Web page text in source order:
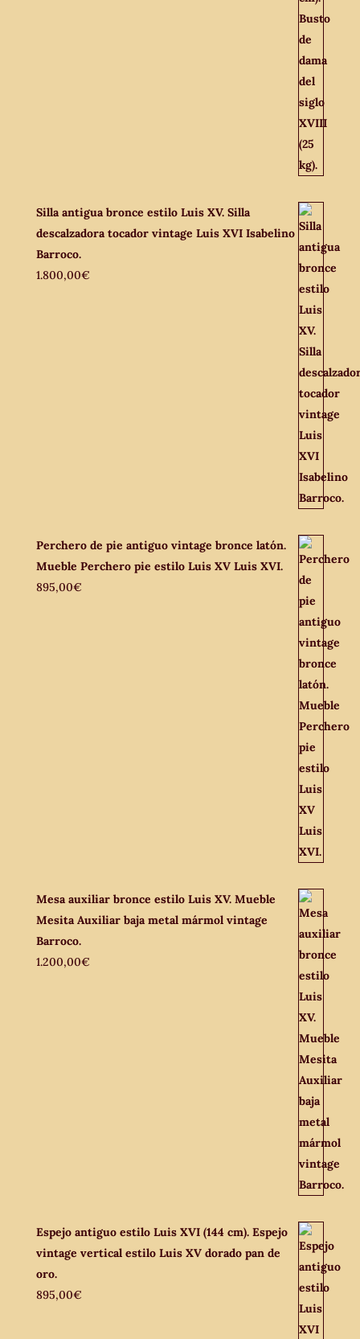
Silla antigua bronce estilo Luis XV. Silla
descalzadora tocador vintage Luis XVI Isabelino
Barroco.
1.800,00€
Perchero de pie antiguo vintage bronce latón.
Mueble Perchero pie estilo Luis XV Luis XVI.
895,00€
Mesa auxiliar bronce estilo Luis XV. Mueble
Mesita Auxiliar baja metal mármol vintage
Barroco.
1.200,00€
Espejo antiguo estilo Luis XVI (144 cm). Espejo
vintage vertical estilo Luis XV dorado pan de
oro.
895,00€